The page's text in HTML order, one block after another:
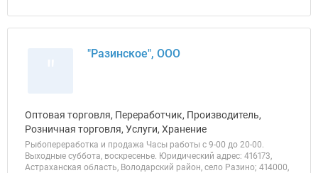
"Разинское", ООО
Оптовая торговля, Переработчик, Производитель,
Розничная торговля, Услуги, Хранение
Рыбопереработка и продажа Часы работы с 9-00 до 20-00.
Выходные суббота, воскресенье. Юридический адрес: 416173,
Астраханская область, Володарский район, село Разино; 414000,